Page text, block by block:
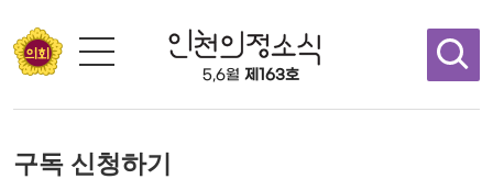
5,6월 제163호
구독 신청하기